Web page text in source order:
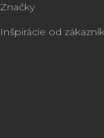
Značky
Inšpirácie od